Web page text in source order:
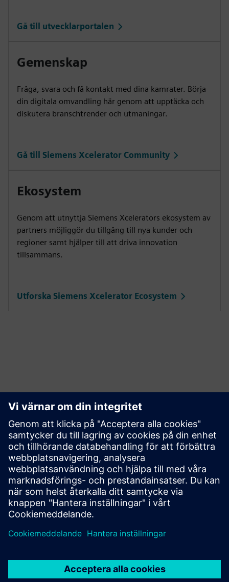
Gå till utvecklarportalen
Gemenskap
Fråga, svara och få kontakt med dina kamrater. Börja
din digitala omvandling här genom att upptäcka och
diskutera branschtrender och utmaningar.
Gå till Siemens Xcelerator Community
Ekosystem
Genom att utnyttja Siemens Xcelerators ekosystem av
partners möjliggör du tillgång till nya kunder och
regioner samt hjälper till att driva innovation
tillsammans.
Utforska Siemens Xcelerator Ecosystem
Upptäck Mendix, en
utvecklingsplattform med låg kod
Skapa, distribuera och hantera appar utan problem, allt
utan krångel med omfattande handkodning.
Läs mer